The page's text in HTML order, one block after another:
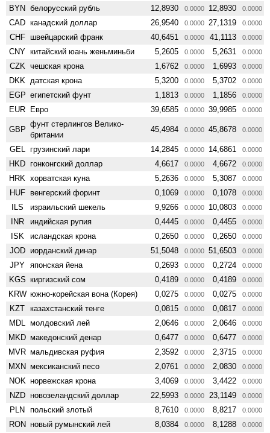
BYN белорусский рубль 12,8930 0.0000 12,8930 0.0000
CAD канадский доллар 26,9540 0.0000 27,1319 0.0000
CHF швейцарский франк 40,6451 0.0000 41,1113 0.0000
CNY китайский юань женьминьби 5,2605 0.0000 5,2631 0.0000
CZK чешская крона 1,6762 0.0000 1,6993 0.0000
DKK датская крона 5,3200 0.0000 5,3702 0.0000
EGP египетский фунт 1,1813 0.0000 1,1856 0.0000
EUR Евро 39,6585 0.0000 39,9985 0.0000
GBP
фунт стерлингов Велико­
британии
45,4984 0.0000 45,8678 0.0000
GEL грузинский лари 14,2845 0.0000 14,6861 0.0000
HKD гонконгский доллар 4,6617 0.0000 4,6672 0.0000
HRK хорватская куна 5,2636 0.0000 5,3087 0.0000
HUF венгерский форинт 0,1069 0.0000 0,1078 0.0000
ILS израильский шекель 9,9266 0.0000 10,0803 0.0000
INR индийская рупия 0,4445 0.0000 0,4455 0.0000
ISK исландская крона 0,2650 0.0000 0,2650 0.0000
JOD иорданский динар 51,5048 0.0000 51,6503 0.0000
JPY японская йена 0,2693 0.0000 0,2724 0.0000
KGS киргизский сом 0,4189 0.0000 0,4189 0.0000
KRW южно-корейская вона (Корея) 0,0275 0.0000 0,0275 0.0000
KZT казахстанский тенге 0,0815 0.0000 0,0817 0.0000
MDL молдовский лей 2,0646 0.0000 2,0646 0.0000
MKD македонский денар 0,6477 0.0000 0,6477 0.0000
MVR мальдивская руфия 2,3592 0.0000 2,3715 0.0000
MXN мексиканский песо 2,0761 0.0000 2,0830 0.0000
NOK норвежская крона 3,4069 0.0000 3,4422 0.0000
NZD ново­зеландский доллар 22,5993 0.0000 23,1149 0.0000
PLN польский злотый 8,7610 0.0000 8,8217 0.0000
RON новый румынский лей 8,0384 0.0000 8,1288 0.0000